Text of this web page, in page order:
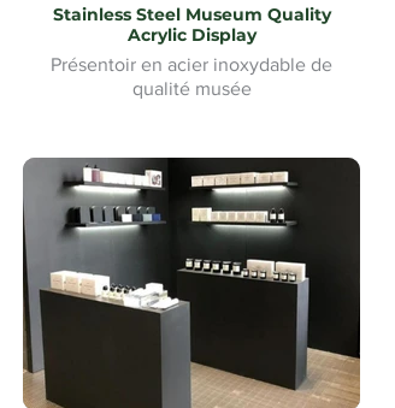
Stainless Steel Museum Quality
Acrylic Display
Présentoir en acier inoxydable de
qualité musée